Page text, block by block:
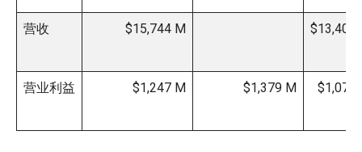
营收 $15,744 M $13,408
营业利益 $1,247 M $1,379 M $1,074